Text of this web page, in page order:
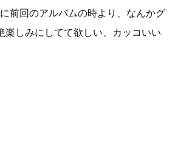
前回のアルバムの時より、なんかグ
楽しみにしてて欲しい、カッコいい